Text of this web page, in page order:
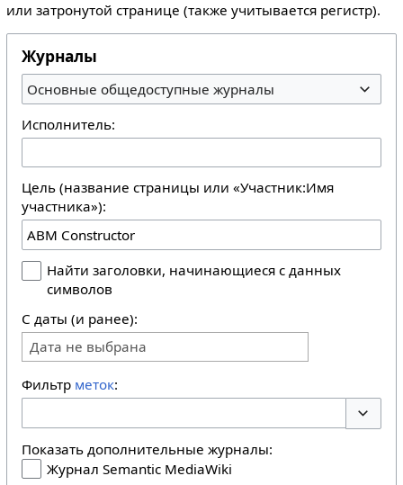
или затронутой странице (также учитывается регистр).
Журналы
Основные общедоступные журналы
Исполнитель:
Цель (название страницы или «Участник:Имя
участника»):
Найти заголовки, начинающиеся с данных
символов
С даты (и ранее):
Дата не выбрана
Фильтр меток:
Показать дополнительные журналы:
Журнал Semantic MediaWiki